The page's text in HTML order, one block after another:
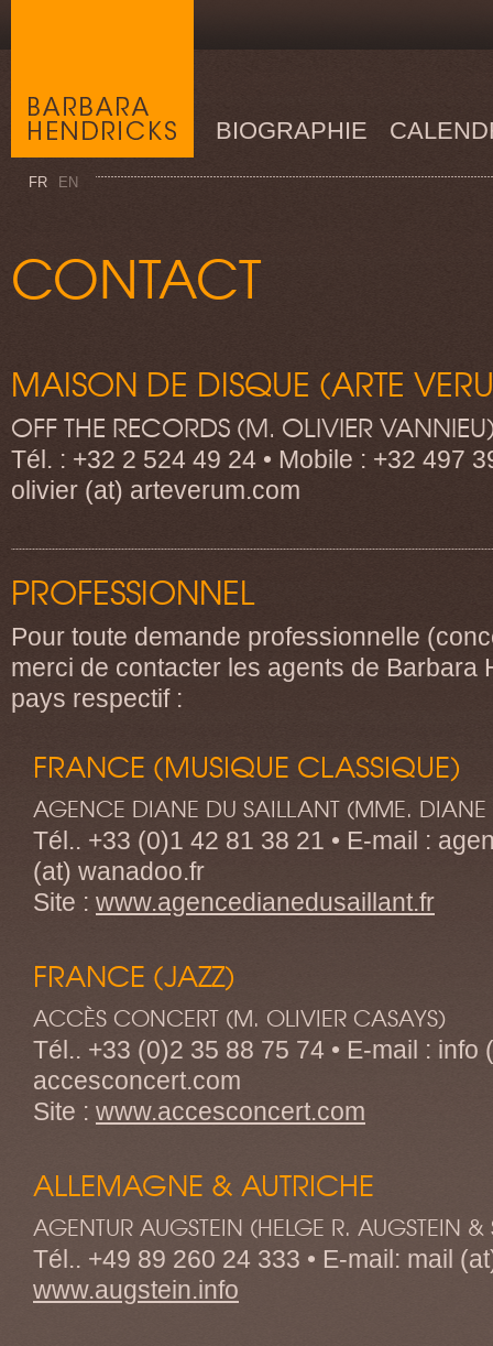
BIOGRAPHIE
FR EN
CONTACT
MAISON DE DISQUE (ARTE
OFF THE RECORDS (M. OLIVIER
Tél. : +32 2 524 49 24 • Mobile : +32 497
olivier (at) arteverum.com
PROFESSIONNEL
Pour toute demande professionnelle
merci de contacter les agents de Barbara
pays respectif :
FRANCE (MUSIQUE CLASSIQUE)
AGENCE DIANE DU SAILLANT (MME. DIANE
Tél.. +33 (0)1 42 81 38 21 • E-mail :
(at) wanadoo.fr
Site : www.agencedianedusaillant.fr
FRANCE (JAZZ)
ACCÈS CONCERT (M. OLIVIER CASAYS)
Tél.. +33 (0)2 35 88 75 74 • E-mail : info
accesconcert.com
Site : www.accesconcert.com
ALLEMAGNE & AUTRICHE
AGENTUR AUGSTEIN (HELGE R. AUGSTEIN
Tél.. +49 89 260 24 333 • E-mail: mail
www.augstein.info